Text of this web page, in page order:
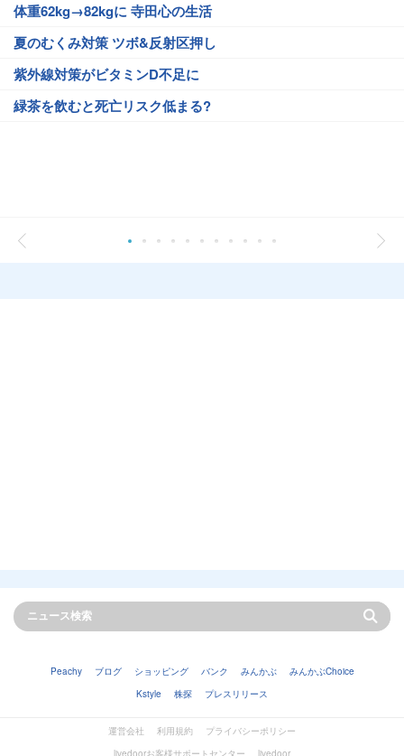
体重62kg→82kgに 寺田心の生活
夏のむくみ対策 ツボ&反射区押し
紫外線対策がビタミンD不足に
緑茶を飲むと死亡リスク低まる?
Peachy ブログ ショッピング バンク みんかぶ
みんかぶChoice
Kstyle
株探 プレスリリース
運営会社 利用規約
プライバシーポリシー
livedoorお客様サポートセンター
livedoor